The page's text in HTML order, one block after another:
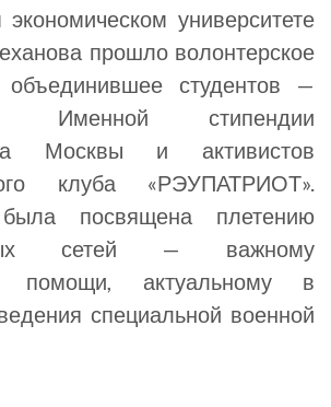
университете
прошло волонтерское
объединившее студентов —
Именной стипендии
Москвы и активистов
клуба «РЭУПАТРИОТ».
посвящена плетению
сетей — важному
помощи, актуальному в
специальной военной